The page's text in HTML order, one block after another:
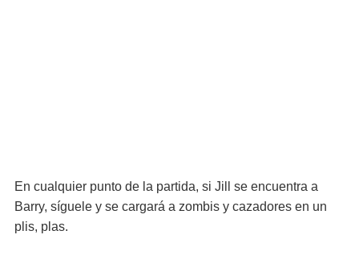
En cualquier punto de la partida, si Jill se encuentra a
Barry, síguele y se cargará a zombis y cazadores en un
plis, plas.